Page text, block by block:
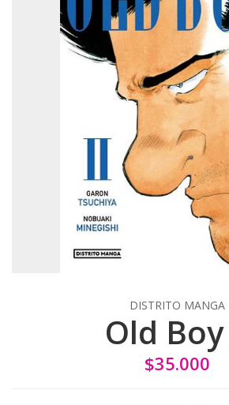
DISTRITO MANGA
Old
$35.000